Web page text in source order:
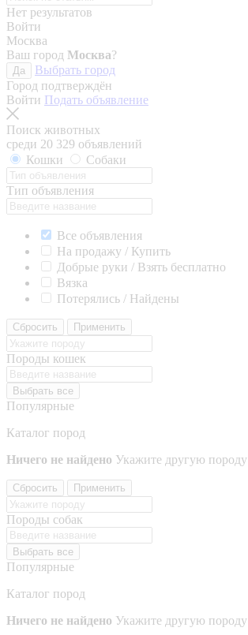
Нет результатов
Войти
Москва
Ваш город Москва?
Да
Выбрать город
Город подтверждён
Войти Подать объявление
Поиск животных
среди 20 329 объявлений
Кошки
Собаки
Тип объявления
Все объявления
На продажу / Купить
Добрые руки / Взять бесплатно
Вязка
Потерялись / Найдены
Сбросить Применить
Породы кошек
Выбрать все
Популярные
Каталог пород
Ничего не найдено Укажите другую породу
Сбросить Применить
Породы собак
Выбрать все
Популярные
Каталог пород
Ничего не найдено Укажите другую породу